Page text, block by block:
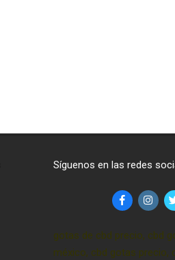
Síguenos en las redes
gotas de cbd precio, cbd
méxico, cbd gotas precio,